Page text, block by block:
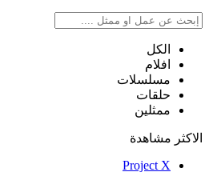
الكل
افلام
مسلسلات
حلقات
ممثلين
الاكثر مشاهدة
Project X